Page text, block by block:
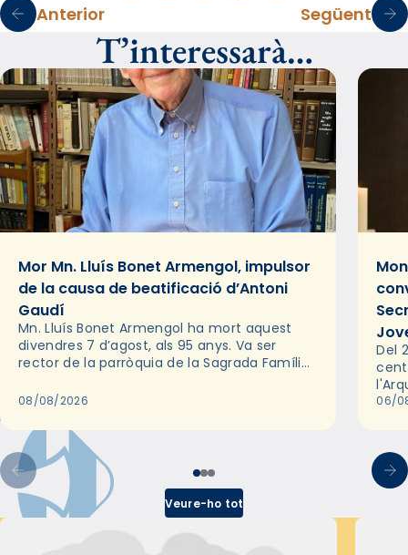
Anterior Següent
T’interessarà…
Mor Mn. Lluís Bonet Armengol, impulsor
de la causa de beatificació d’Antoni
Gaudí
Mn. Lluís Bonet Armengol ha mort aquest
divendres 7 d’agost, als 95 anys. Va ser
rector de la parròquia de la Sagrada Família
2018,…
08/08/2026
Del
les
06/
Veure-ho tot